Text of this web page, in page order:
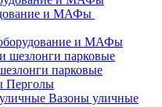
и МАФы
и МАФы
парковые
Перголы
Вазоны уличные